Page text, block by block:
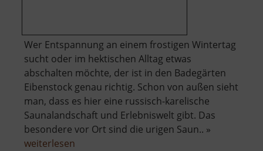
Wer Entspannung an einem frostigen Wintertag
sucht oder im hektischen Alltag etwas
abschalten möchte, der ist in den Badegärten
Eibenstock genau richtig. Schon von außen sieht
man, dass es hier eine russisch-karelische
Saunalandschaft und Erlebniswelt gibt. Das
besondere vor Ort sind die urigen Saun.. »
weiterlesen